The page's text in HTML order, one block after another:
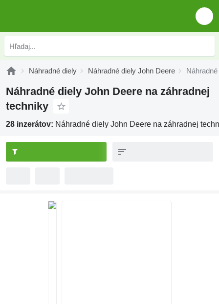
Náhradné diely Náhradné diely John Deere
Náhradné diely John Deere na záhradnej
techniky
28 inzerátov: Náhradné diely John Deere na záhradnej